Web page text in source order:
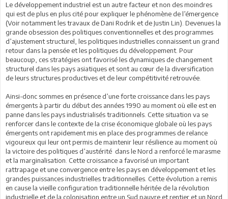
Le développement industriel est un autre facteur et non des moindres
qui est de plus en plus cité pour expliquer le phénomène de l’émergence
(Voir notamment les travaux de Dani Rodrik et de Justin Lin). Devenues la
grande obsession des politiques conventionnelles et des programmes
d’ajustement structurel, les politiques industrielles connaissent un grand
retour dans la pensée et les politiques du développement. Pour
beaucoup, ces stratégies ont favorisé les dynamiques de changement
structurel dans les pays asiatiques et sont au cœur de la diversification
de leurs structures productives et de leur compétitivité retrouvée.
Ainsi-donc sommes en présence d’une forte croissance dans les pays
émergents à partir du début des années 1990 au moment où elle est en
panne dans les pays industrialisés traditionnels. Cette situation va se
renforcer dans le contexte de la crise économique globale où les pays
émergents ont rapidement mis en place des programmes de relance
vigoureux qui leur ont permis de maintenir leur résilience au moment où
la victoire des politiques d’austérité dans le Nord a renforcé le marasme
et la marginalisation. Cette croissance a favorisé un important
rattrapage et une convergence entre les pays en développement et les
grandes puissances industrielles traditionnelles. Cette évolution a remis
en cause la vieille configuration traditionnelle héritée de la révolution
industrielle et de la colonisation entre un Sud pauvre et rentier et un Nord